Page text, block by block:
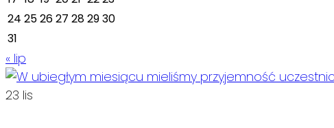
24 252627 282930
31
« lip
23 lis